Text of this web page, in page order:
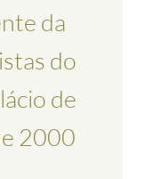
da
do
de
2000